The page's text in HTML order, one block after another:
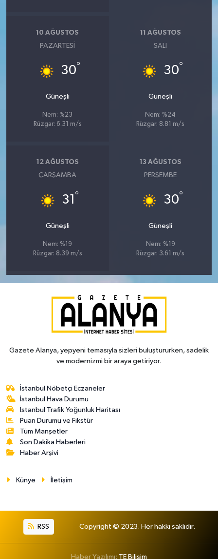
10 AĞUSTOS
PAZARTESI
30°
Güneşli
Nem: %23
Rüzgar: 6.31 m/s
11 AĞUSTOS
SALI
30°
Güneşli
Nem: %24
Rüzgar: 8.81 m/s
12 AĞUSTOS
ÇARŞAMBA
31 °
Güneşli
Nem: %19
Rüzgar: 8.39 m/s
13 AĞUSTOS
PERŞEMBE
30°
Güneşli
Nem: %19
Rüzgar: 3.61 m/s
Gazete Alanya, yepyeni temasıyla sizleri buluştururken, sadelik
ve modernizmi bir araya getiriyor.
İstanbul Nöbetçi Eczaneler
İstanbul Hava Durumu
İstanbul Trafik Yoğunluk Haritası
Puan Durumu ve Fikstür
Tüm Manşetler
Son Dakika Haberleri
Haber Arşivi
Künye İletişim
RSS Copyright © 2023. Her hakkı saklıdır.
Haber Yazılımı: TE Bilişim